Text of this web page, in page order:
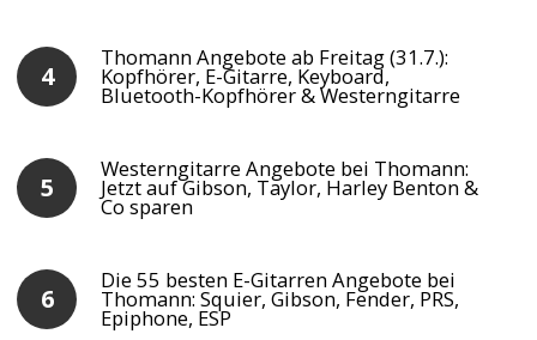
Thomann Angebote ab Freitag (31.7.):
Kopfhörer, E-Gitarre, Keyboard,
Bluetooth-Kopfhörer & Westerngitarre
Westerngitarre Angebote bei Thomann:
Jetzt auf Gibson, Taylor, Harley Benton &
Co sparen
Die 55 besten E-Gitarren Angebote bei
Thomann: Squier, Gibson, Fender, PRS,
Epiphone, ESP